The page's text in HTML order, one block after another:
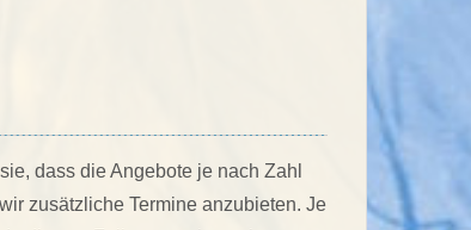
dass die Angebote je nach Zahl
zusätzliche Termine anzubieten. Je